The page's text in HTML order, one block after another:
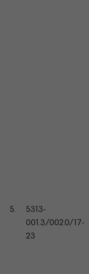
5.
5313-
001.3/002.0/17-
23